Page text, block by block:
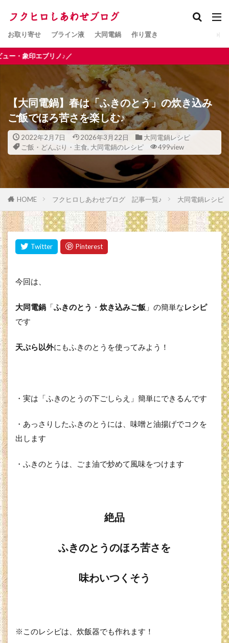
お取り寄せ ブライン液 大同電鍋 作り置き
【大同電鍋】春は「ふきのとう」の炊き込み
ご飯でほろ苦さを楽しむ♪
2022年2月7日 2026年3月22日
大同電鍋レシピ
ご飯・どんぶり・主食, 大同電鍋のレシピ 499view
HOME フクヒロしあわせブログ 記事一覧♪ 大同電鍋レシピ
今回は、
大同電鍋 「ふきのとう ・ 炊き込みご飯 」の簡単なレシピ
です
天ぷら以外にもふきのとうを使ってみよう！
・実は「ふきのとうの下ごしらえ」簡単にできるんです
・あっさりしたふきのとうには、味噌と油揚げでコクを
出します
・ふきのとうは、ごま油で炒めて風味をつけます
絶品
ふきのとうのほろ苦さを
味わいつくそう
※このレシピは、炊飯器でも作れます！